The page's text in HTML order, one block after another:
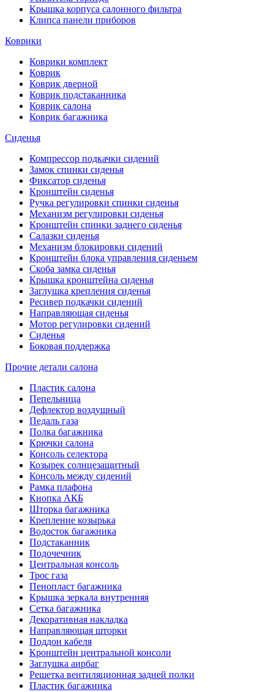
Крышка корпуса салонного фильтра
Клипса панели приборов
Коврики
Коврики комплект
Коврик
Коврик дверной
Коврик подстаканника
Коврик салона
Коврик багажника
Сиденья
Компрессор подкачки сидений
Замок спинки сиденья
Фиксатор сиденья
Кронштейн сиденья
Ручка регулировки спинки сиденья
Механизм регулировки сиденья
Кронштейн спинки заднего сиденья
Салазки сиденья
Механизм блокировки сидений
Кронштейн блока управления сиденьем
Скоба замка сиденья
Крышка кронштейна сиденья
Заглушка крепления сиденья
Ресивер подкачки сидений
Направляющая сиденья
Мотор регулировки сидений
Сиденья
Боковая поддержка
Прочие детали салона
Пластик салона
Пепельница
Дефлектор воздушный
Педаль газа
Полка багажника
Крючки салона
Консоль селектора
Козырек солнцезащитный
Консоль между сидений
Рамка плафона
Кнопка АКБ
Шторка багажника
Крепление козырька
Водосток багажника
Подстаканник
Подочечник
Центральная консоль
Трос газа
Пенопласт багажника
Крышка зеркала внутренняя
Сетка багажника
Декоративная накладка
Направляющая шторки
Поддон кабеля
Кронштейн центральной консоли
Заглушка аирбаг
Решетка вентиляционная задней полки
Пластик багажника